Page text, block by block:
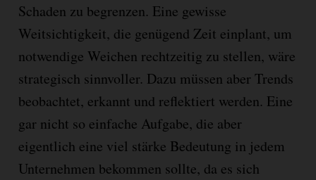
Schaden zu begrenzen. Eine gewisse
Weitsichtigkeit, die genügend Zeit einplant, um
notwendige Weichen rechtzeitig zu stellen, wäre
strategisch sinnvoller. Dazu müssen aber Trends
beobachtet, erkannt und reflektiert werden. Eine
gar nicht so einfache Aufgabe, die aber
eigentlich eine viel stärke Bedeutung in jedem
Unternehmen bekommen sollte, da es sich